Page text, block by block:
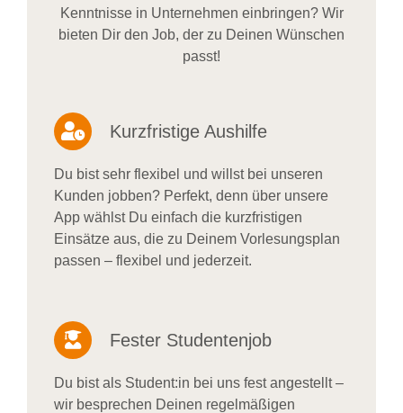
Kenntnisse in Unternehmen einbringen? Wir
bieten Dir den Job, der zu Deinen Wünschen
passt!
Kurzfristige Aushilfe
Du bist sehr flexibel und willst bei unseren
Kunden jobben? Perfekt, denn über unsere
App wählst Du einfach die kurzfristigen
Einsätze aus, die zu Deinem Vorlesungsplan
passen – flexibel und jederzeit.
Fester Studentenjob
Du bist als Student:in bei uns fest angestellt –
wir besprechen Deinen regelmäßigen